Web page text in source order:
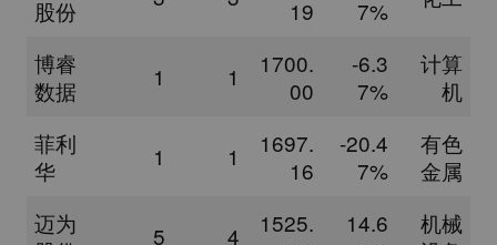
股份
19
7%
博睿
数据
1 1
1700.
00
-6.3
7%
计算
机
菲利
华
1 1
1697.
16
-20.4
7%
有色
金属
迈为
5 4
1525.
14.6
机械